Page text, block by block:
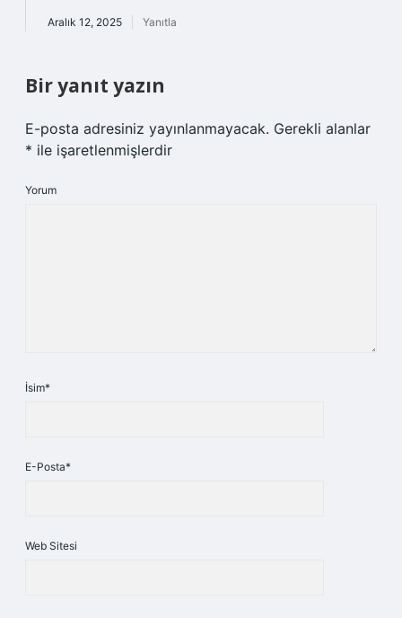
Aralık 12, 2025 Yanıtla
Bir yanıt yazın
E-posta adresiniz yayınlanmayacak. Gerekli alanlar
* ile işaretlenmişlerdir
Yorum
İsim*
E-Posta*
Web Sitesi